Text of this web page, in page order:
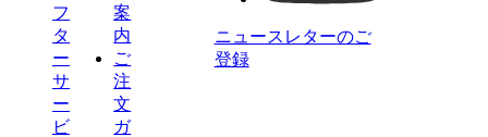
フ
タ
ー
サ
ー
ビ
案
内
ご
注
文
ガ
ニュースレターのご
登録